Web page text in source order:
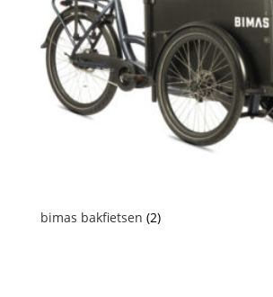
bimas bakfietsen (2)